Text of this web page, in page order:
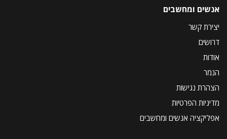
אנשים ומחשבים
יצירת קשר
דרושים
אודות
הנמר
הצהרת נגישות
מדיניות הפרטיות
אפליקציה אנשים ומחשבים